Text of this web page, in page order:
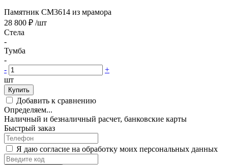
Памятник CM3614 из мрамора
28 800 ₽ /шт
Стела
-
Тумба
-
-
+
шт
Купить
Добавить к сравнению
Определяем...
Наличный и безналичный расчет, банковские карты
Быстрый заказ
Я даю согласие на обработку моих персональных данных